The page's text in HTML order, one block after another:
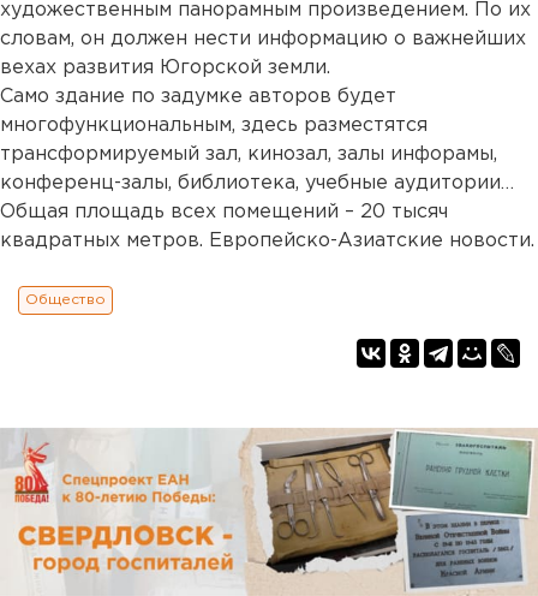
художественным панорамным произведением. По их
словам, он должен нести информацию о важнейших
вехах развития Югорской земли.
Само здание по задумке авторов будет
многофункциональным, здесь разместятся
трансформируемый зал, кинозал, залы инфорамы,
конференц-залы, библиотека, учебные аудитории…
Общая площадь всех помещений – 20 тысяч
квадратных метров. Европейско-Азиатские новости.
Общество